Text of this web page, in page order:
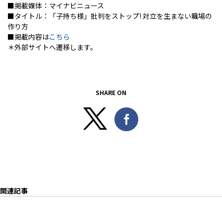
■掲載媒体：マイナビニュース
■タイトル：「子持ち様」批判をストップ! 対立を生まない職場の
作り方
■掲載内容はこちら
＊外部サイトへ遷移します。
SHARE ON
関連記事